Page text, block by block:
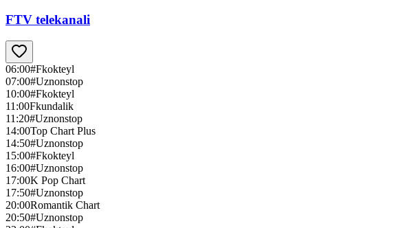
FTV telekanali
06:00#Fkokteyl
07:00#Uznonstop
10:00#Fkokteyl
11:00Fkundalik
11:20#Uznonstop
14:00Top Chart Plus
14:50#Uznonstop
15:00#Fkokteyl
16:00#Uznonstop
17:00K Pop Chart
17:50#Uznonstop
20:00Romantik Chart
20:50#Uznonstop